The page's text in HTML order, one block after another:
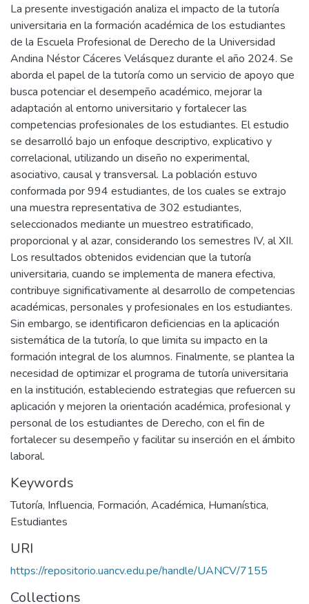
La presente investigación analiza el impacto de la tutoría
universitaria en la formación académica de los estudiantes
de la Escuela Profesional de Derecho de la Universidad
Andina Néstor Cáceres Velásquez durante el año 2024. Se
aborda el papel de la tutoría como un servicio de apoyo que
busca potenciar el desempeño académico, mejorar la
adaptación al entorno universitario y fortalecer las
competencias profesionales de los estudiantes. El estudio
se desarrolló bajo un enfoque descriptivo, explicativo y
correlacional, utilizando un diseño no experimental,
asociativo, causal y transversal. La población estuvo
conformada por 994 estudiantes, de los cuales se extrajo
una muestra representativa de 302 estudiantes,
seleccionados mediante un muestreo estratificado,
proporcional y al azar, considerando los semestres IV, al XII.
Los resultados obtenidos evidencian que la tutoría
universitaria, cuando se implementa de manera efectiva,
contribuye significativamente al desarrollo de competencias
académicas, personales y profesionales en los estudiantes.
Sin embargo, se identificaron deficiencias en la aplicación
sistemática de la tutoría, lo que limita su impacto en la
formación integral de los alumnos. Finalmente, se plantea la
necesidad de optimizar el programa de tutoría universitaria
en la institución, estableciendo estrategias que refuercen su
aplicación y mejoren la orientación académica, profesional y
personal de los estudiantes de Derecho, con el fin de
fortalecer su desempeño y facilitar su inserción en el ámbito
laboral.
Keywords
Tutoría, Influencia, Formación, Académica, Humanística,
Estudiantes
URI
https://repositorio.uancv.edu.pe/handle/UANCV/7155
Collections